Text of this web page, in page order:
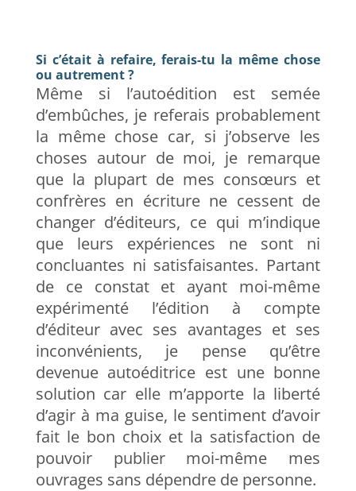
Si c’était à refaire, ferais-tu la même chose
ou autrement ?
Même si l’autoédition est semée
d’embûches, je referais probablement
la même chose car, si j’observe les
choses autour de moi, je remarque
que la plupart de mes consœurs et
confrères en écriture ne cessent de
changer d’éditeurs, ce qui m’indique
que leurs expériences ne sont ni
concluantes ni satisfaisantes. Partant
de ce constat et ayant moi-même
expérimenté l’édition à compte
d’éditeur avec ses avantages et ses
inconvénients, je pense qu’être
devenue autoéditrice est une bonne
solution car elle m’apporte la liberté
d’agir à ma guise, le sentiment d’avoir
fait le bon choix et la satisfaction de
pouvoir publier moi-même mes
ouvrages sans dépendre de personne.